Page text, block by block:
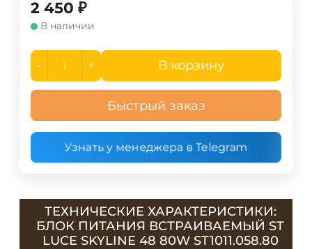
2 450 ₽
В наличии
- + В корзину
Быстрый заказ
Узнать у менеджера в Telegram
ТЕХНИЧЕСКИЕ ХАРАКТЕРИСТИКИ:
БЛОК ПИТАНИЯ ВСТРАИВАЕМЫЙ ST
LUCE SKYLINE 48 80W ST1011.058.80